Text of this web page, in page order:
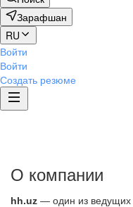
Зарафшан
RU
Войти
Войти
Создать резюме
О компании
hh.uz — один из ведущих